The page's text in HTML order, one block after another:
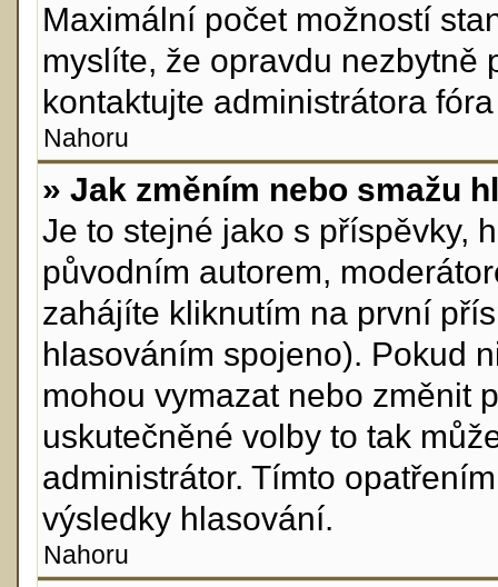
Maximální počet možností
myslíte, že opravdu nezbytně
kontaktujte administrátora
Nahoru
» Jak změním nebo smažu
Je to stejné jako s příspěvky,
původním autorem,
zahájíte kliknutím na první
hlasováním spojeno). Pokud
mohou vymazat nebo změnit
uskutečněné volby to tak
administrátor. Tímto
výsledky hlasování.
Nahoru